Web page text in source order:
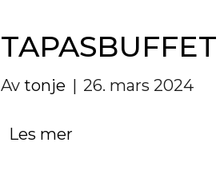
TAPASBUFFET
Av tonje | 26. mars 2024
Les mer